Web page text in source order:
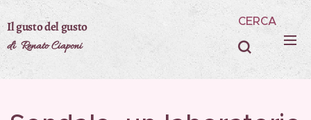
Il gusto del gusto
di Renato Ciaponi
CERCA